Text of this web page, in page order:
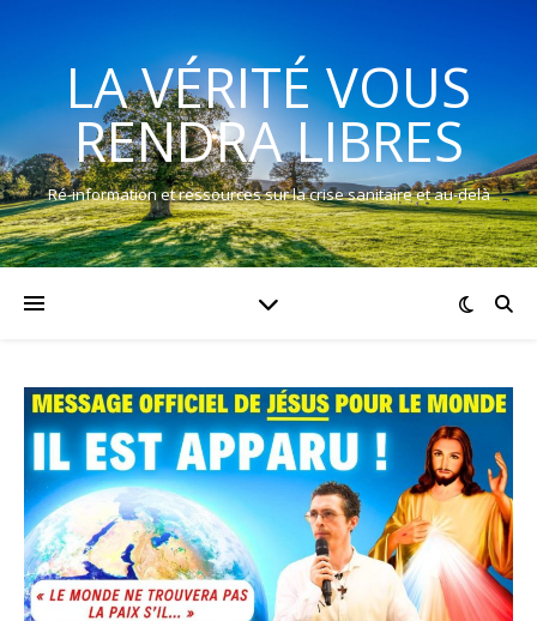
LA VÉRITÉ VOUS
RENDRA LIBRES
Ré-information et ressources sur la crise sanitaire et au-delà